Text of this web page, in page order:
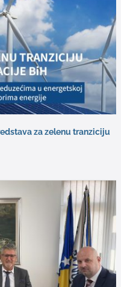
za zelenu tranziciju